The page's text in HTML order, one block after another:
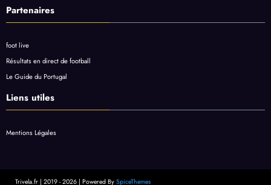
Partenaires
foot live
Résultats en direct de football
Le Guide du Portugal
Liens utiles
Mentions Légales
Trivela.fr | 2019 - 2026 | Powered By SpiceThemes